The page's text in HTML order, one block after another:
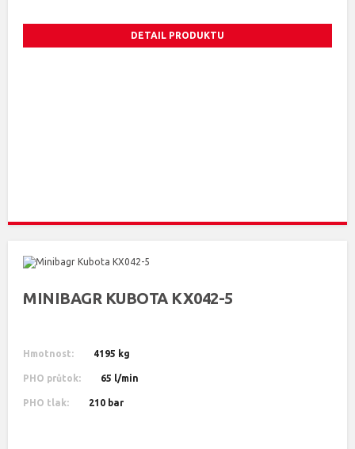
DETAIL PRODUKTU
MINIBAGR KUBOTA KX042-5
Hmotnost: 4195 kg
PHO průtok: 65 l/min
PHO tlak: 210 bar